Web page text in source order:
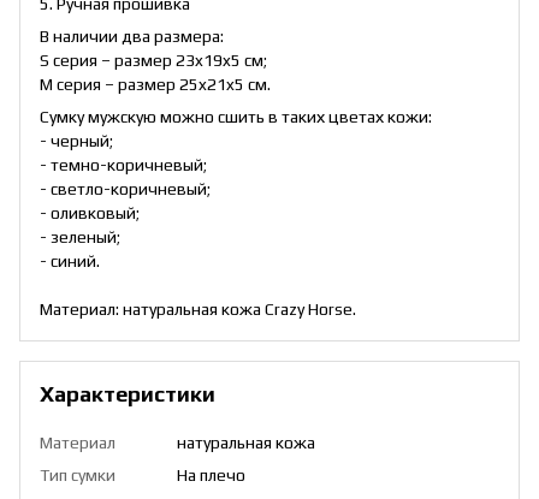
В наличии два размера:
S серия – размер 23x19x5 см;
M серия – размер 25x21x5 см.
Сумку мужскую можно сшить в таких цветах кожи:
- черный;
- темно-коричневый;
- светло-коричневый;
- оливковый;
- зеленый;
- синий.
Материал: натуральная кожа Crazy Horse.
Характеристики
Материал
натуральная кожа
Тип сумки
На плечо